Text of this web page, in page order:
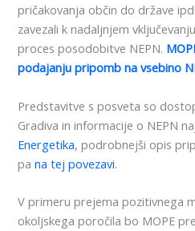
pričakovanja občin do države
zavezali k nadaljnjem
proces posodobitve NEPN.
podajanju pripomb na vsebino
Predstavitve s posveta so
Gradiva in informacije o NEPN
Energetika, podrobnejši opis
pana tej povezavi.
V primeru prejema pozitivnega
okoljskega poročila bo MOPE